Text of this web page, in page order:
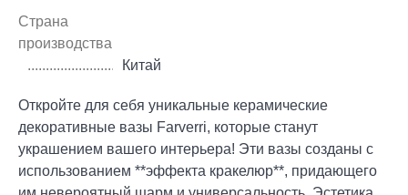
Страна
производства
Китай
Откройте для себя уникальные керамические
декоративные вазы Farverri, которые станут
украшением вашего интерьера! Эти вазы созданы с
использованием **эффекта кракелюр**, придающего